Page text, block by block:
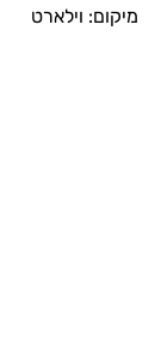
מיקום: וילארט